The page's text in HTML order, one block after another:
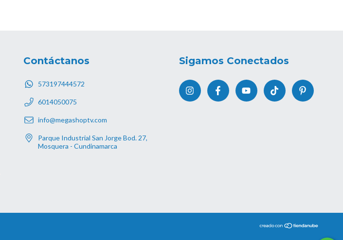
Contáctanos
573197444572
6014050075
info@megashoptv.com
Parque Industrial San Jorge Bod. 27,
Mosquera - Cundinamarca
Sigamos Conectados